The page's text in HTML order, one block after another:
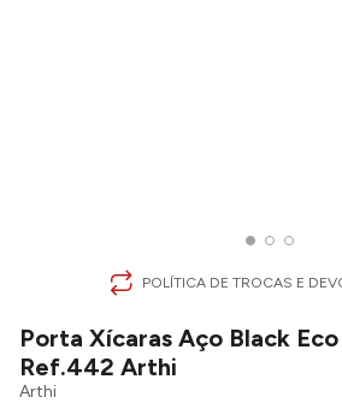
POLÍTICA DE TROCAS E
Porta Xícaras Aço Black
Ref.442 Arthi
Arthi